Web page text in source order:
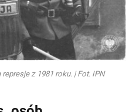
z 1981 roku. | Fot. IPN